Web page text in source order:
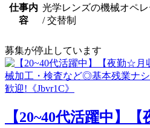
仕事内
容
光学レンズの機械オペ
/ 交替制
募集が停止しています
【20~40代活躍中】